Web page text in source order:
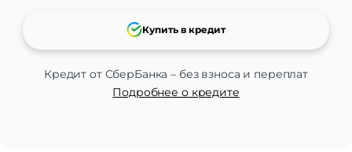
Кредит от СберБанка – без взноса и переплат
Подробнее о кредите
Купить в кредит